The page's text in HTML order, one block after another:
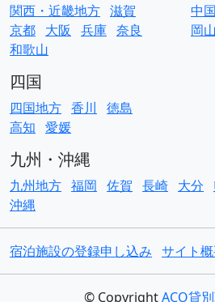
関西・近畿地方 滋賀
京都 大阪 兵庫 奈良
和歌山
中
岡山
四国
四国地方 香川
徳島
高知 愛媛
九州・沖縄
九州地方 福岡 佐賀 長崎 大分
沖縄
宿泊施設の登録申し込み サイト
© CopyrightACO貸